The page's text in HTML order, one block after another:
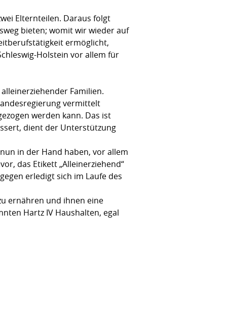
Elternteilen. Daraus folgt
bieten; womit wir wieder auf
ermöglicht,
Holstein vor allem für
Familien.
vermittelt
werden kann. Das ist
dient der Unterstützung
in der Hand haben, vor allem
das Etikett „Alleinerziehend“
erledigt sich im Laufe des
ernähren und ihnen eine
Hartz IV Haushalten, egal